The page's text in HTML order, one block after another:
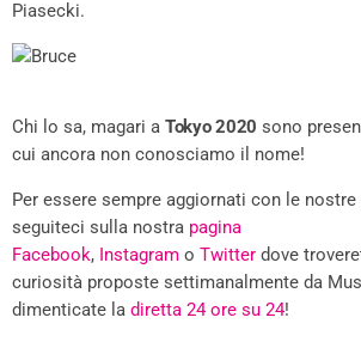
Piasecki.
Chi lo sa, magari a Tokyo 2020 sono
cui ancora non conosciamo il nome!
Per essere sempre aggiornati con le
seguiteci sulla nostra pagina
Facebook, Instagram o Twitter dove
curiosità proposte settimanalmente da
dimenticate la diretta 24 ore su 24!